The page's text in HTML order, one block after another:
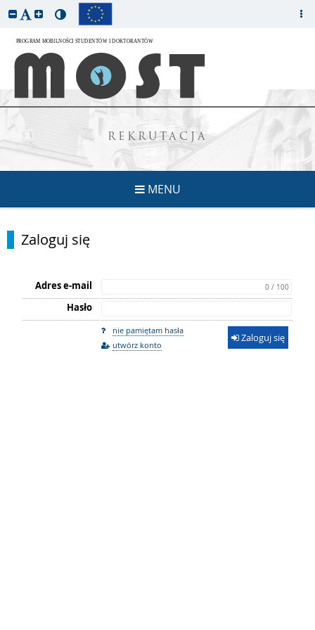
REKRUTACJA
MENU
Zaloguj się
Adres e-mail 0 / 100
Hasło
nie pamiętam hasła
utwórz konto
Zaloguj się